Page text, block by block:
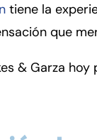
tiene la
que
& Garza hoy